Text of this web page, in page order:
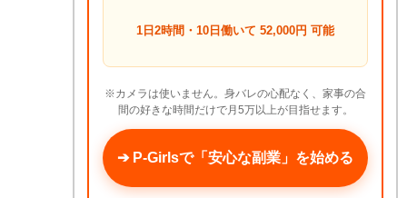
1日2時間・10日働いて 52,000円 可能
※カメラは使いません。身バレの心配なく、家事の合
間の好きな時間だけで月5万以上が目指せます。
➔ P-Girlsで「安心な副業」を始める